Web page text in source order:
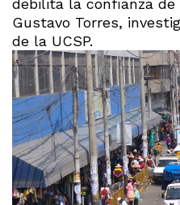
debilita la confianza de
Gustavo Torres,
de la UCSP.